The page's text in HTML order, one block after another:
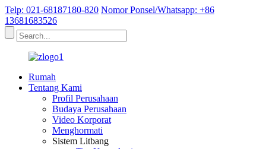
Telp: 021-68187180-820 Nomor Ponsel/Whatsapp: +86
13681683526
Rumah
Tentang Kami
Profil Perusahaan
Budaya Perusahaan
Video Korporat
Menghormati
Sistem Litbang